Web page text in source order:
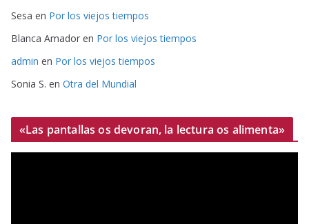
Sesa en Por los viejos tiempos
Blanca Amador en Por los viejos tiempos
admin en Por los viejos tiempos
Sonia S. en Otra del Mundial
«Las pantallas os devoran, la lectura os alimenta»